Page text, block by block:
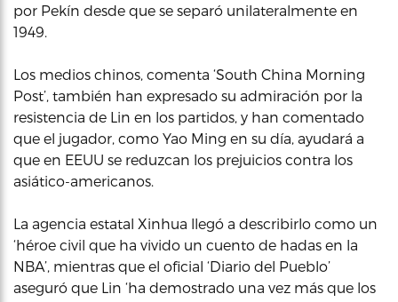
por Pekín desde que se separó unilateralmente en
1949.
Los medios chinos, comenta ‘South China Morning
Post’, también han expresado su admiración por la
resistencia de Lin en los partidos, y han comentado
que el jugador, como Yao Ming en su día, ayudará a
que en EEUU se reduzcan los prejuicios contra los
asiático-americanos.
La agencia estatal Xinhua llegó a describirlo como un
‘héroe civil que ha vivido un cuento de hadas en la
NBA’, mientras que el oficial ‘Diario del Pueblo’
aseguró que Lin ‘ha demostrado una vez más que los